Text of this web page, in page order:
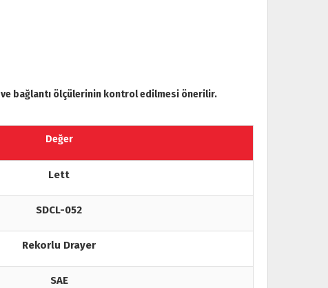
bağlantı ölçülerinin kontrol edilmesi önerilir.
Değer
Lett
SDCL-052
Rekorlu Drayer
SAE